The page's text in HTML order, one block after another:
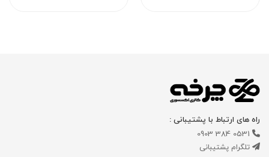
راه های ارتباط با پشتیبانی :
0531 384 0903
تلگرام پشتیبانی